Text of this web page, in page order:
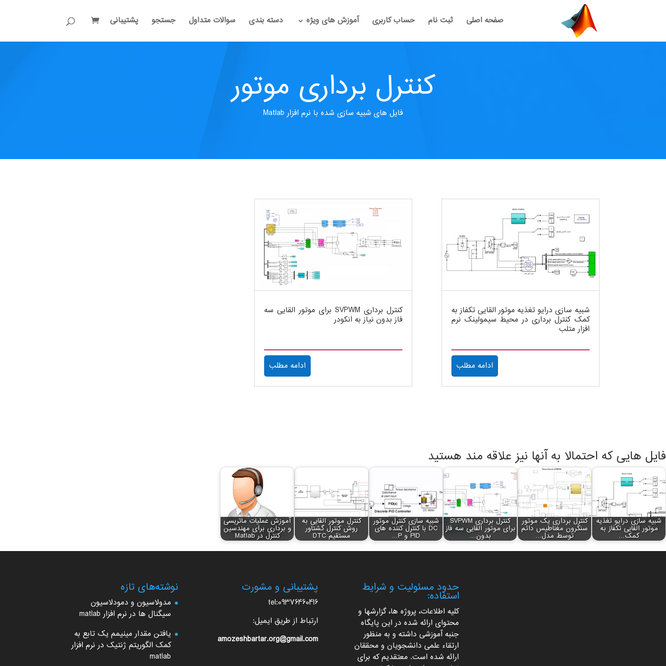
صفحه اصلی ثبت نام حساب کاربری آموزش های ویژه دسته بندی سوالات متداول جستجو پشتیبانی
کنترل برداری موتور
فایل های شبیه سازی شده با نرم افزار Matlab
شبیه سازی درایو تغذیه موتور القایی تکفاز به
کمک کنترل برداری در محیط سیمولینک نرم
افزار متلب
ادامه مطلب
کنترل برداری SVPWM برای موتور القایی سه
فاز بدون نیاز به انکودر
ادامه مطلب
فایل هایی که احتمالا به آنها نیز علاقه مند هستید
شبیه سازی درایو تغذیه
موتور القایی تکفاز به
کمک…
کنترل برداری یک موتور
سنکرون مغناطیس دائم
توسط مدل…
کنترل برداری SVPWM
برای موتور القایی سه فاز
بدون…
شبیه سازی کنترل موتور
DC با کنترل کننده های
PID و P…
کنترل موتور القایی به
روش کنترل گشتاور
مستقیم DTC
آموزش عملیات ماتریسی
و برداری برای مهندسین
کنترل در Matlab
نوشته‌های تازه
مدولاسیون و دمودلاسیون
سیگنال ها در نرم افزار matlab
یافتن مقدار مینیمم یک تابع به
کمک الگوریتم ژنتیک در نرم افزار
matlab
پشتیبانی و مشورت
tel:09376460416
ارتباط از طریق ایمیل:
amozeshbartar.org@gmail.com
حدود مسئولیت و شرایط
استفاده:
کلیه اطلاعات، پروژه ها، گزارشها و
محتوای ارائه شده در این پایگاه
جنبه آموزشی داشته و به منظور
ارتقاء علمی دانشجویان و محققان
ارائه شده است. معتقدیم که برای